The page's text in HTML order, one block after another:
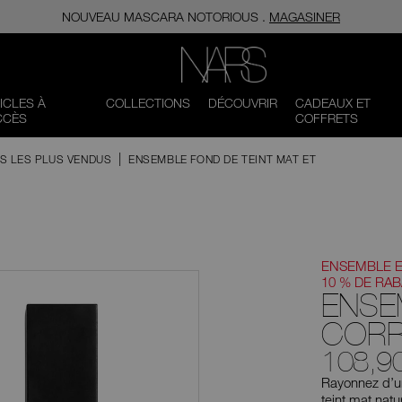
NOUVEAU MASCARA​​​​​​​ NOTORIOUS . MAGASINER
À
COLLECTIONS DÉCOUVRIR
CADEAUX ET
COFFRETS
LES PLUS VENDUS ENSEMBLE FOND DE TEINT MAT ET
ENSEMBLE
10 % DE
Rayonnez